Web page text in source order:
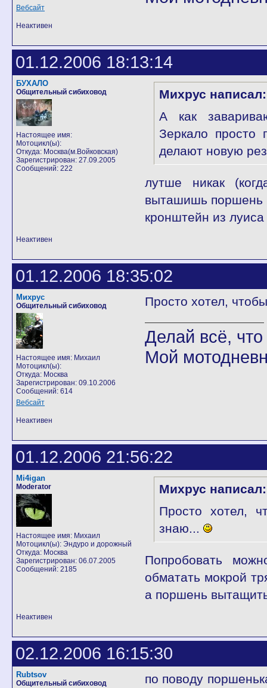
Вебсайт
Неактивен
01.12.2006 18:13:14
БУХАЛО
Общительный сибиховод
Настоящее имя:
Мотоцикл(ы):
Откуда: Москва(м.Войковская)
Зарегистрирован: 27.09.2005
Сообщений: 222
Михрус написал:
А как
Зеркало просто
делают новую
лутше никак
выташишь поршень
кронштейн из
Неактивен
01.12.2006 18:35:02
Михрус
Общительный сибиховод
Настоящее имя: Михаил
Мотоцикл(ы):
Откуда: Москва
Зарегистрирован: 09.10.2006
Сообщений: 614
Вебсайт
Просто хотел,
Делай всё, что
Мой
Неактивен
01.12.2006 21:56:22
Mi4igan
Moderator
Настоящее имя: Михаил
Мотоцикл(ы): Эндуро и дорожный
Откуда: Москва
Зарегистрирован: 06.07.2005
Сообщений: 2185
Михрус написал:
Просто хотел,
знаю...
Попробовать
обматать мокрой
а поршень
Неактивен
02.12.2006 16:15:30
Rubtsov
Общительный сибиховод
по поводу